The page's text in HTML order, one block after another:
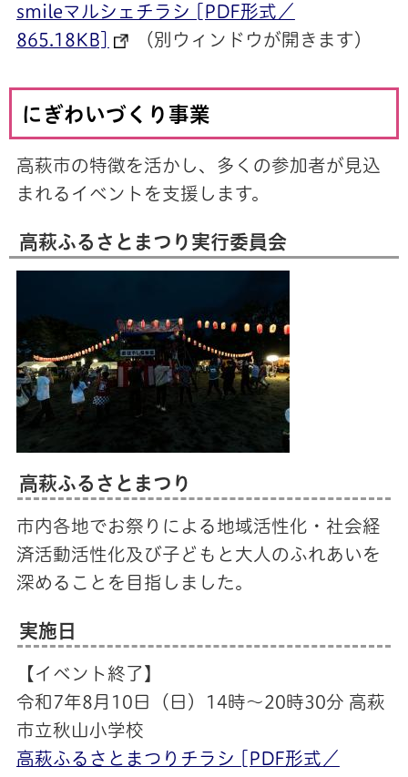
smileマルシェチラシ [PDF形式／
865.18KB]
（別ウィンドウが開きます）
にぎわいづくり事業
高萩市の特徴を活かし、多くの参加者が見込
まれるイベントを支援します。
高萩ふるさとまつり実行委員会
高萩ふるさとまつり
市内各地でお祭りによる地域活性化・社会経
済活動活性化及び子どもと大人のふれあいを
深めることを目指しました。
実施日
【イベント終了】
令和7年8月10日（日）14時～20時30分 高萩
市立秋山小学校
高萩ふるさとまつりチラシ [PDF形式／